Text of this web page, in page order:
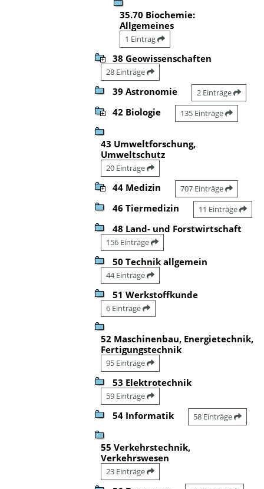
35.70 Biochemie:
Allgemeines
1 Eintrag
38 Geowissenschaften
28 Einträge
39 Astronomie 2 Einträge
42 Biologie 135 Einträge
43 Umweltforschung,
Umweltschutz
20 Einträge
44 Medizin 707 Einträge
46 Tiermedizin 11 Einträge
48 Land- und Forstwirtschaft
156 Einträge
50 Technik allgemein
44 Einträge
51 Werkstoffkunde
6 Einträge
52 Maschinenbau, Energietechnik,
Fertigungstechnik
95 Einträge
53 Elektrotechnik
59 Einträge
54 Informatik 58 Einträge
55 Verkehrstechnik,
Verkehrswesen
23 Einträge